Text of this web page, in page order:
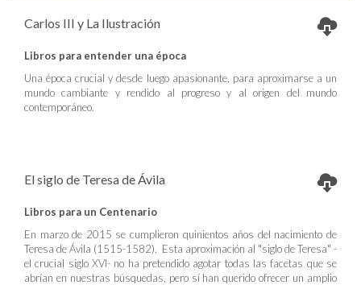
Carlos III y La Ilustración
Libros para entender una época
Una época crucial y desde luego apasionante, para aproximarse a un
mundo cambiante y rendido al progreso y al origen del mundo
contemporáneo.
El siglo de Teresa de Ávila
Libros para un Centenario
En marzo de 2015 se cumplieron quinientos años del nacimiento de
Teresa de Ávila (1515-1582). Esta aproximación al "siglo de Teresa" -
el crucial siglo XVI- no ha pretendido agotar todas las facetas que se
abrían en nuestras búsquedas, pero sí han querido ofrecer un amplio